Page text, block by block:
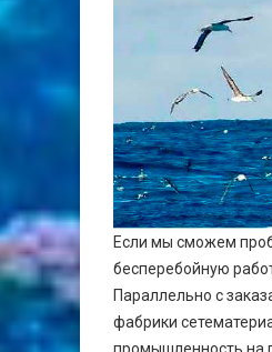
Если мы сможем
бесперебойную
Параллельно с
фабрики